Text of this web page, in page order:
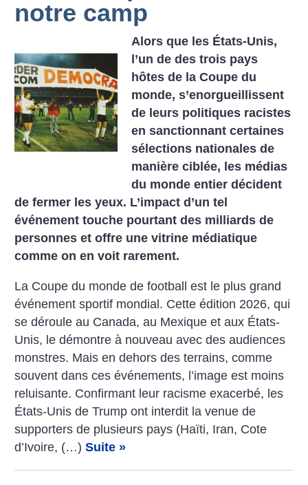
notre camp
Alors que les États-Unis,
l’un de des trois pays
hôtes de la Coupe du
monde, s’enorgueillissent
de leurs politiques racistes
en sanctionnant certaines
sélections nationales de
manière ciblée, les médias
du monde entier décident
de fermer les yeux. L’impact d’un tel
événement touche pourtant des milliards de
personnes et offre une vitrine médiatique
comme on en voit rarement.
La Coupe du monde de football est le plus grand
événement sportif mondial. Cette édition 2026, qui
se déroule au Canada, au Mexique et aux États-
Unis, le démontre à nouveau avec des audiences
­monstres. Mais en dehors des terrains, comme
souvent dans ces événements, l’image est moins
reluisante. Confirmant leur racisme exacerbé, les
États-Unis de Trump ont interdit la venue de
supporters de plusieurs pays (Haïti, Iran, Cote
d’Ivoire, (…)Suite »